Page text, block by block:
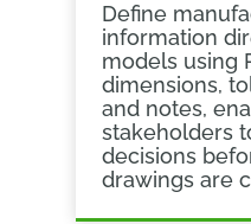
Define
information
models using
dimensions,
and notes,
stakeholders
decisions
drawings are